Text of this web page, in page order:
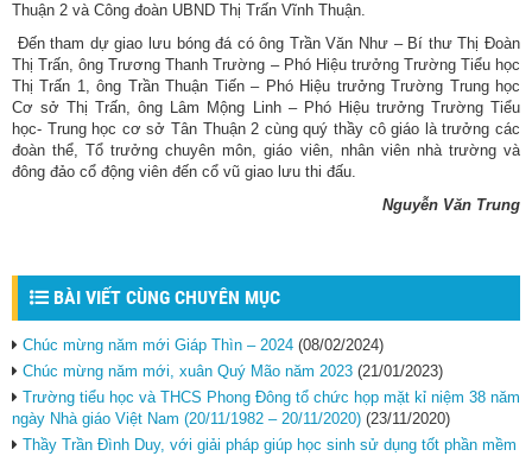
Thuận 2 và Công đoàn UBND Thị Trấn Vĩnh Thuận.
Đến tham dự giao lưu bóng đá có ông Trần Văn Như – Bí thư Thị Đoàn
Thị Trấn, ông Trương Thanh Trường – Phó Hiệu trưởng Trường Tiểu học
Thị Trấn 1, ông Trần Thuận Tiến – Phó Hiệu trưởng Trường Trung học
Cơ sở Thị Trấn, ông Lâm Mộng Linh – Phó Hiệu trưởng Trường Tiểu
học- Trung học cơ sở Tân Thuận 2 cùng quý thầy cô giáo là trưởng các
đoàn thể, Tổ trưởng chuyên môn, giáo viên, nhân viên nhà trường và
đông đảo cổ động viên đến cổ vũ giao lưu thi đấu.
Nguyễn Văn Trung
BÀI VIẾT CÙNG CHUYÊN MỤC
Chúc mừng năm mới Giáp Thìn – 2024 (08/02/2024)
Chúc mừng năm mới, xuân Quý Mão năm 2023 (21/01/2023)
Trường tiểu học và THCS Phong Đông tổ chức họp mặt kỉ niệm 38 năm
ngày Nhà giáo Việt Nam (20/11/1982 – 20/11/2020) (23/11/2020)
Thầy Trần Đình Duy, với giải pháp giúp học sinh sử dụng tốt phần mềm